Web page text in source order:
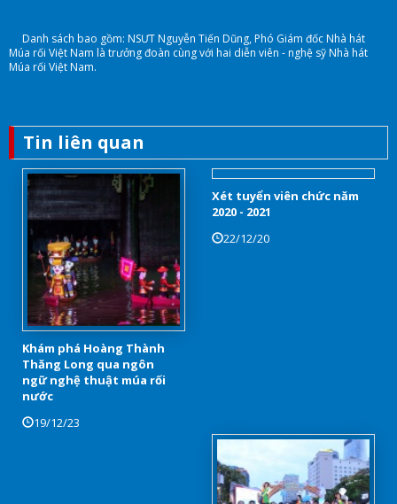
Danh sách bao gồm: NSƯT Nguyễn Tiến Dũng, Phó Giám đốc Nhà hát
Múa rối Việt Nam là trưởng đoàn cùng với hai diễn viên - nghệ sỹ Nhà hát
Múa rối Việt Nam.
Tin liên quan
Khám phá Hoàng Thành
Thăng Long qua ngôn
ngữ nghệ thuật múa rối
nước
19/12/23
Xét tuyển viên chức năm
2020 - 2021
22/12/20